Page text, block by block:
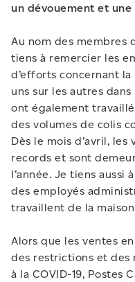
un dévouement et
Au nom des membres
tiens à remercier les
d’efforts concernant
uns sur les autres
ont également
des volumes de colis
Dès le mois d’avril,
records et sont
l’année. Je tiens aussi
des employés
travaillent de la
Alors que les ventes
des restrictions et des
à la COVID-19, Postes